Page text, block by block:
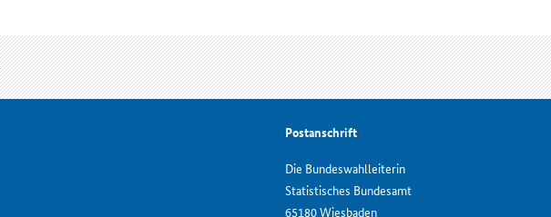
Postanschrift
Die Bundeswahlleiterin
Statistisches Bundesamt
65180 Wiesbaden